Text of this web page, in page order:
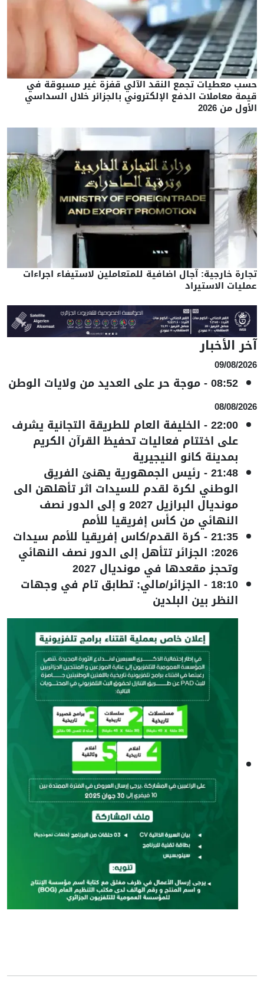
حسب معطيات تجمع النقد الآلي قفزة غير مسبوقة في
قيمة معاملات الدفع الإلكتروني بالجزائر خلال السداسي
الأول من 2026
تجارة خارجية: آجال اضافية للمتعاملين لاستيفاء اجراءات
عمليات الاستيراد
آخر الأخبار
09/08/2026
08:52
-موجة حر على العديد من ولايات الوطن
08/08/2026
22:00
- الخليفة العام للطريقة التجانية يشرف
على اختتام فعاليات تحفيظ القرآن الكريم
بمدينة كانو النيجيرية
21:48
- رئيس الجمهورية يهنئ الفريق
الوطني لكرة لقدم للسيدات اثر تأهلهن الى
مونديال البرازيل 2027 و إلى الدور نصف
النهائي من كأس إفريقيا للأمم
21:35
-كرة القدم/كاس إفريقيا للأمم سيدات
2026: الجزائر تتأهل إلى الدور نصف النهائي
وتحجز مقعدها في مونديال 2027
18:10
- الجزائر/مالي: تطابق تام في وجهات
النظر بين البلدين